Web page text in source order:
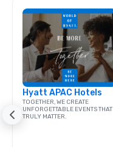
Hyatt APAC Hotels
TOGETHER, WE CREATE
UNFORGETTABLE EVENTS THAT
TRULY MATTER.